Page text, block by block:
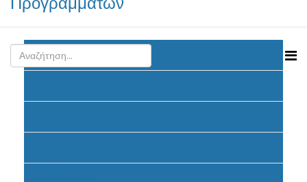
Ανακοινώσεις